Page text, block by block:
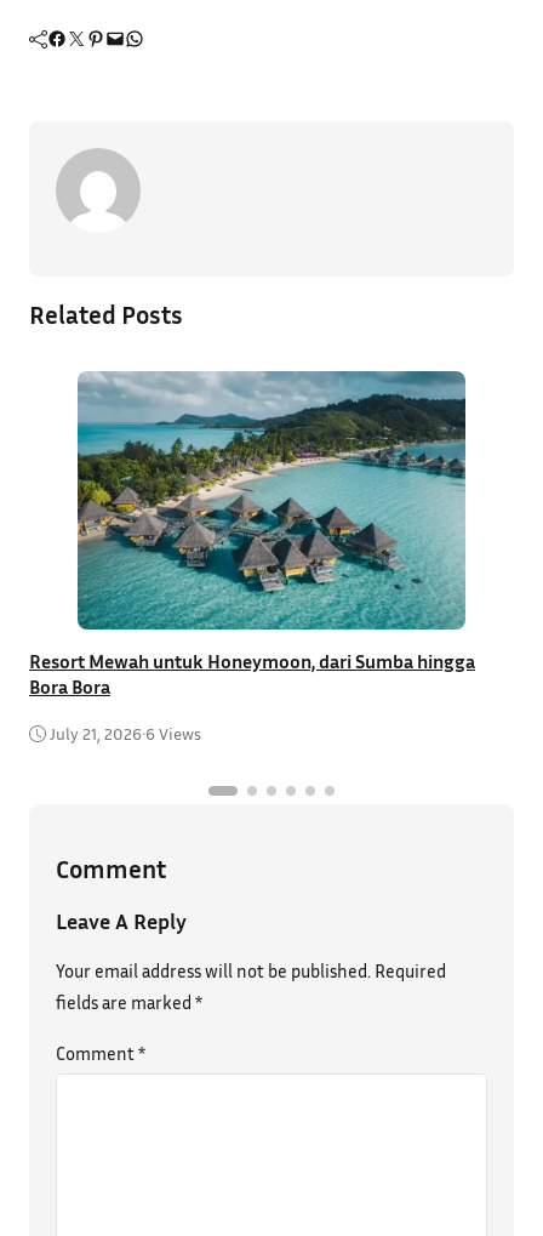
Facebook Twitter Pinterest Mail WhatsApp
Related Posts
Resort Mewah untuk Honeymoon, dari Sumba hingga
Bora Bora
July 21, 2026•6 Views
Comment
Leave A Reply
Your email address will not be published. Required
fields are marked *
Comment*